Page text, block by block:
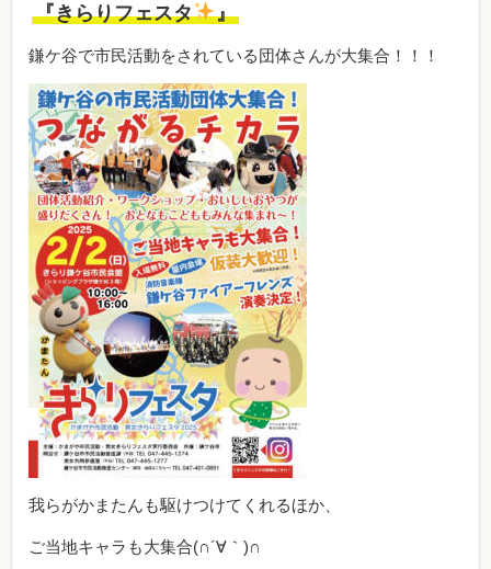
『きらりフェスタ 』
鎌ケ谷で市民活動をされている団体さんが大集合！！！
我らがかまたんも駆けつけてくれるほか、
ご当地キャラも大集合(∩´∀｀)∩